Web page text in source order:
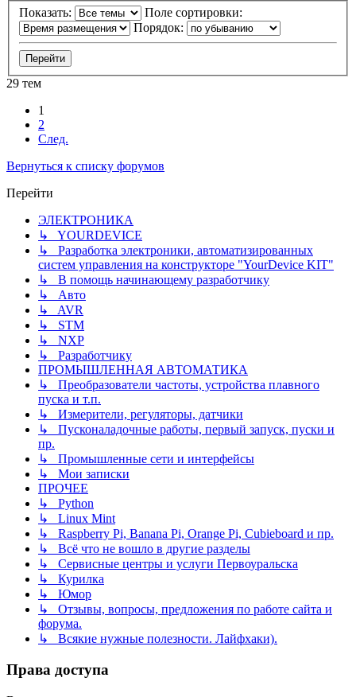
Показать:
Поле сортировки:
Порядок:
29 тем
1
2
След.
Вернуться к списку форумов
Перейти
ЭЛЕКТРОНИКА
↳ YOURDEVICE
↳ Разработка электроники, автоматизированных
систем управления на конструкторе "YourDevice KIT"
↳ В помощь начинающему разработчику
↳ Авто
↳ AVR
↳ STM
↳ NXP
↳ Разработчику
ПРОМЫШЛЕННАЯ АВТОМАТИКА
↳ Преобразователи частоты, устройства плавного
пуска и т.п.
↳ Измерители, регуляторы, датчики
↳ Пусконаладочные работы, первый запуск, пуски и
пр.
↳ Промышленные сети и интерфейсы
↳ Мои записки
ПРОЧЕЕ
↳ Python
↳ Linux Mint
↳ Raspberry Pi, Banana Pi, Orange Pi, Cubieboard и пр.
↳ Всё что не вошло в другие разделы
↳ Сервисные центры и услуги Первоуральска
↳ Курилка
↳ Юмор
↳ Отзывы, вопросы, предложения по работе сайта и
форума.
↳ Всякие нужные полезности. Лайфхаки).
Права доступа